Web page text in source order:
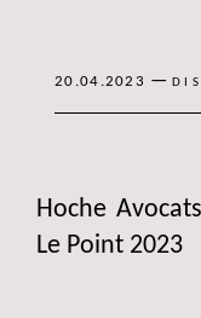
20.04.2023 —
Hoche
Le Point 2023